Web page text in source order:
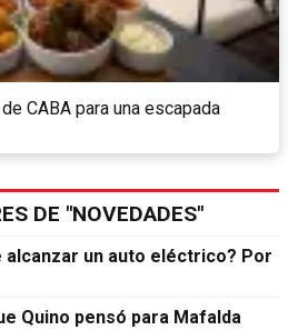
CABA para una escapada
DE "NOVEDADES"
alcanzar un auto eléctrico? Por
Quino pensó para Mafalda